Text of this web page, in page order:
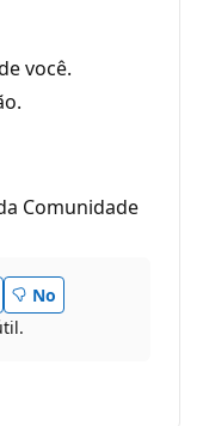
você.
Comunidade
No